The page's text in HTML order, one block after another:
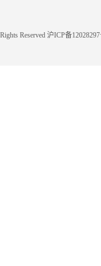
Reserved 沪ICP备